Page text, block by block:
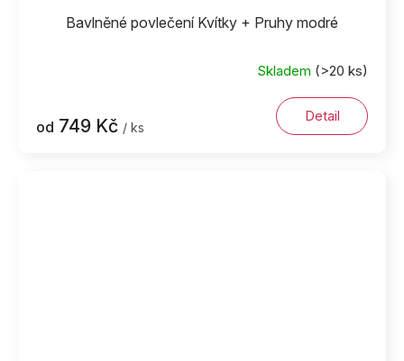
Bavlněné povlečení Kvítky + Pruhy modré
Skladem (>20 ks)
od 749 Kč / ks
Detail